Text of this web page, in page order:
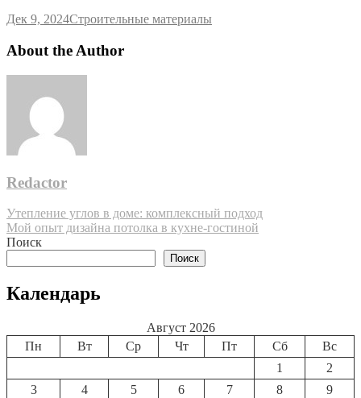
Дек 9, 2024Строительные материалы
About the Author
Redactor
Навигация
по
Утепление углов в доме: комплексный подход
Мой опыт дизайна потолка в кухне-гостиной
Поиск
Поиск
Календарь
Август 2026
Пн
Вт Ср Чт Пт Сб
Вс
1
2
3
4 5 6 7 8
9